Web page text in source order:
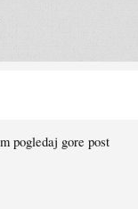
pogledaj gore post